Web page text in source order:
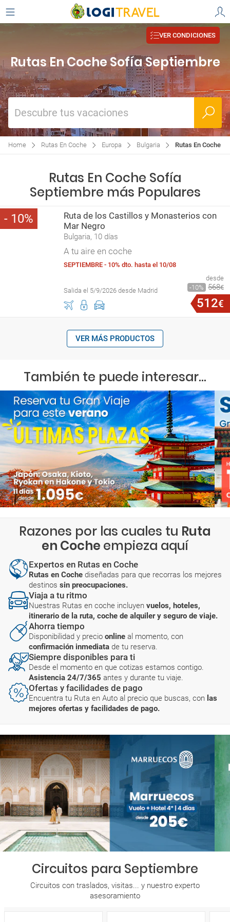
VER CONDICIONES
Rutas En Coche Sofía Septiembre
Descubre tus vacaciones
Home Rutas En Coche Europa Bulgaria Rutas En Coche
Rutas En Coche Sofía
Septiembre más Populares
10
Ruta de los Castillos y Monasterios con
Mar Negro
Bulgaria, 10 días
A tu aire en coche
SEPTIEMBRE - 10% dto. hasta el 10/08
Salida el 5/9/2026 desde Madrid
desde
10
568€
512€
VER MÁS PRODUCTOS
También te puede interesar...
Razones por las cuales tu Ruta
en Coche empieza aquí
Expertos en Rutas en Coche
Rutas en Coche diseñadas para que recorras los mejores
destinos sin preocupaciones.
Viaja a tu ritmo
Nuestras Rutas en coche incluyen vuelos, hoteles,
itinerario de la ruta, coche de alquiler y seguro de viaje.
Ahorra tiempo
Disponibilidad y precio online al momento, con
confirmación inmediata de tu reserva.
Siempre disponibles para ti
Desde el momento en que cotizas estamos contigo.
Asistencia 24/7/365 antes y durante tu viaje.
Ofertas y facilidades de pago
Encuentra tu Ruta en Auto al precio que buscas, con las
mejores ofertas y facilidades de pago.
Circuitos para Septiembre
Circuitos con traslados, visitas... y nuestro experto
asesoramiento